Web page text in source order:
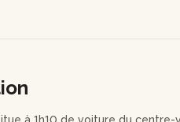
d'oreilles uniques, prêtes